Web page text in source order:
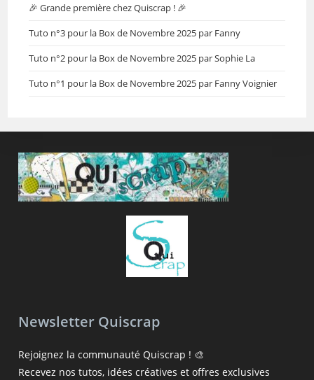
🎉 Grande première chez Quiscrap ! 🎉
Tuto n°3 pour la Box de Novembre 2025 par Fanny
Tuto n°2 pour la Box de Novembre 2025 par Sophie La
Tuto n°1 pour la Box de Novembre 2025 par Fanny Voignier
Newsletter Quiscrap
Rejoignez la communauté Quiscrap ! 🎨
Recevez nos tutos, idées créatives et offres exclusives